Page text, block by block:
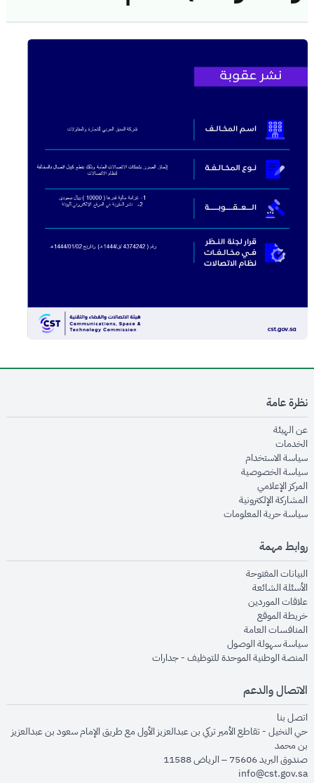
نظرة عامة
عن الهيئةopens in new window
الخدماتopens in new window
سياسة الاستخدام
سياسة الخصوصيةopens in new window
المركز الإعلاميopens in new window
المشاركة الإلكترونيةopens in new window
سياسة حرية المعلوماتopens in new window
روابط مهمة
البيانات المفتوحةopens in new window
الأسئلة الشائعةopens in new window
علاقات الموردينopens in new window
خريطة الموقعopens in new window
المنافسات العامةopens in new window
سياسة سهولة الوصولopens in new window
المنصة الوطنية الموحدة للتوظيف - جداراتopens in new window
الاتصال والدعم
اتصل بنا
حي النخيل - تقاطع الأمير تركي بن عبدالعزيز الأول مع طريق الإمام سعود بن عبدالعزيز
بن محمد
صندوق البريد 75606 – الرياض 11588
info@cst.gov.sa